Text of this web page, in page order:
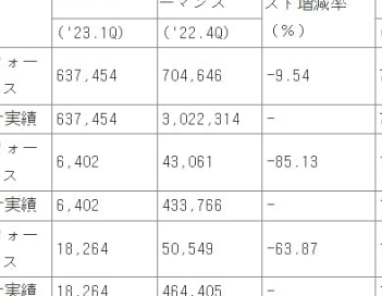
国際空港「またも暗礁」の危機 ⇒ 10.7兆では損が出
式市場の暴落・本日07月29日(水)もサイドカー・
用する効果は低い。全産業の半分未満しか雇用を
賭博場のように変質したのは政界の責任だ」
資金循環統計」面白い結果に。
大手『ロッテケミカル』純借入金が約8兆。信用格
黒の火曜日。サーキットブレイカーも発動！ 半導